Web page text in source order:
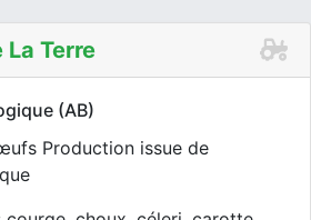
La Terre
(AB)
Production issue de